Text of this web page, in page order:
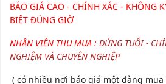
BÁO GIÁ CAO - CHÍNH XÁC - KHÔNG
BIỆT ĐÚNG GIỜ
NHÂN VIÊN THU MUA : ĐỨNG TUỔI -
NGHIỆM VÀ CHUYÊN NGHIỆP
( có nhiều nơi báo giá một đàng